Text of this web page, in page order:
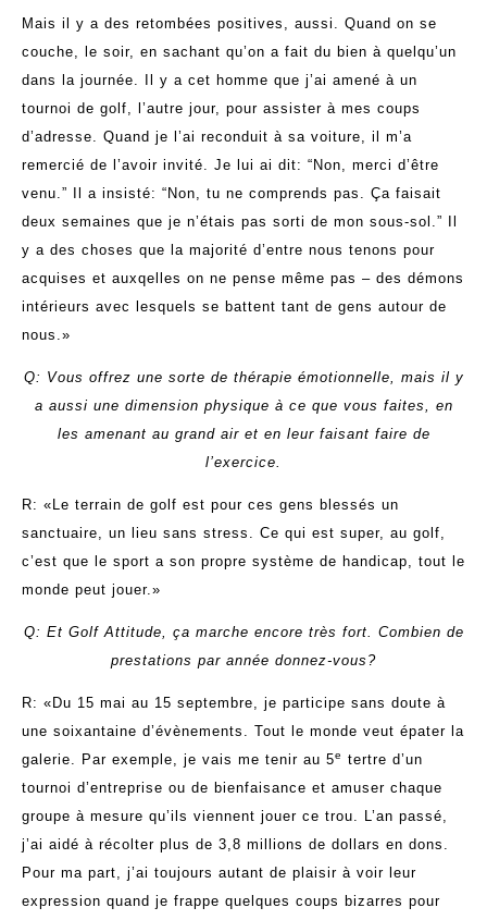
Mais il y a des retombées positives, aussi. Quand on se
couche, le soir, en sachant qu’on a fait du bien à quelqu’un
dans la journée. Il y a cet homme que j’ai amené à un
tournoi de golf, l’autre jour, pour assister à mes coups
d’adresse. Quand je l’ai reconduit à sa voiture, il m’a
remercié de l’avoir invité. Je lui ai dit: “Non, merci d’être
venu.” Il a insisté: “Non, tu ne comprends pas. Ça faisait
deux semaines que je n’étais pas sorti de mon sous-sol.” Il
y a des choses que la majorité d’entre nous tenons pour
acquises et auxqelles on ne pense même pas – des démons
intérieurs avec lesquels se battent tant de gens autour de
nous.»
Q: Vous offrez une sorte de thérapie émotionnelle, mais il y
a aussi une dimension physique à ce que vous faites, en
les amenant au grand air et en leur faisant faire de
l’exercice.
R: «Le terrain de golf est pour ces gens blessés un
sanctuaire, un lieu sans stress. Ce qui est super, au golf,
c’est que le sport a son propre système de handicap, tout le
monde peut jouer.»
Q: Et Golf Attitude, ça marche encore très fort. Combien de
prestations par année donnez-vous?
R: «Du 15 mai au 15 septembre, je participe sans doute à
une soixantaine d’évènements. Tout le monde veut épater la
galerie. Par exemple, je vais me tenir au 5e
tertre d’un
tournoi d’entreprise ou de bienfaisance et amuser chaque
groupe à mesure qu’ils viennent jouer ce trou. L’an passé,
j’ai aidé à récolter plus de 3,8 millions de dollars en dons.
Pour ma part, j’ai toujours autant de plaisir à voir leur
expression quand je frappe quelques coups bizarres pour